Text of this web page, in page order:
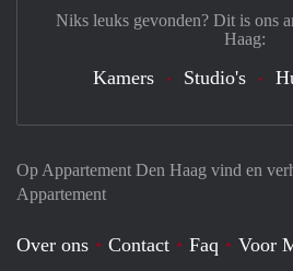
Op Appartement Den Haag vind en
Appartement
Over ons Contact Faq Voor
Niks leuks gevonden? Dit is ons
Haag:
Kamers Studio's